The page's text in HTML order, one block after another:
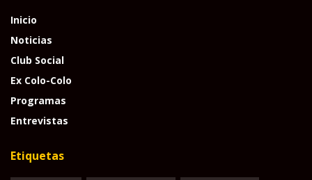
Inicio
Noticias
Club Social
Ex Colo-Colo
Programas
Entrevistas
Etiquetas